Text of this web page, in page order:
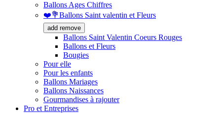
Ballons Ages Chiffres
❤️💐Ballons Saint valentin et Fleurs
add remove
Ballons Saint Valentin Coeurs Rouges
Ballons et Fleurs
Bougies
Pour elle
Pour les enfants
Ballons Mariages
Ballons Naissances
Gourmandises à rajouter
Pro et Entreprises